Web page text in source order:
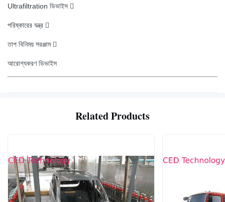
Ultrafiltration ডিভাইস 
পরিষ্কারের যন্ত্র 
তাপ বিনিময় সরঞ্জাম 
আরোগ্যকরণ ডিভাইস
Related Products